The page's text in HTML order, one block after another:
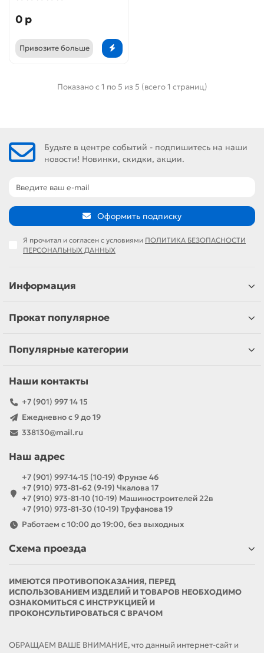
0 р
Привозите больше
Показано с 1 по 5 из 5 (всего 1 страниц)
Будьте в центре событий - подпишитесь на наши
новости! Новинки, скидки, акции.
Оформить подписку
Я прочитал и согласен с условиями ПОЛИТИКА БЕЗОПАСНОСТИ
ПЕРСОНАЛЬНЫХ ДАННЫХ
Информация
Прокат популярное
Популярные категории
Наши контакты
+7 (901) 997 14 15
Ежедневно с 9 до 19
338130@mail.ru
Наш адрес
+7 (901) 997-14-15 (10-19) Фрунзе 46
+7 (910) 973-81-62 (9-19) Чкалова 17
+7 (910) 973-81-10 (10-19) Машиностроителей 22в
+7 (910) 973-81-30 (10-19) Труфанова 19
Работаем с 10:00 до 19:00, без выходных
Схема проезда
ИМЕЮТСЯ ПРОТИВОПОКАЗАНИЯ, ПЕРЕД
ИСПОЛЬЗОВАНИЕМ ИЗДЕЛИЙ И ТОВАРОВ НЕОБХОДИМО
ОЗНАКОМИТЬСЯ С ИНСТРУКЦИЕЙ И
ПРОКОНСУЛЬТИРОВАТЬСЯ С ВРАЧОМ
ОБРАЩАЕМ ВАШЕ ВНИМАНИЕ, что данный интернет-сайт и